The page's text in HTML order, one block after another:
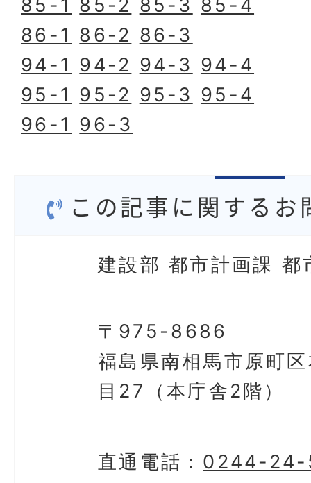
85-1 85-2 85-3 85-4
86-1 86-2 86-3
94-1 94-2 94-3 94-4
95-1 95-2 95-3 95-4
96-1 96-3
この記事に関するお
建設部 都市計画課 都
〒975-8686
福島県南相馬市原町
目27（本庁舎2階）
直通電話： 0244-24-